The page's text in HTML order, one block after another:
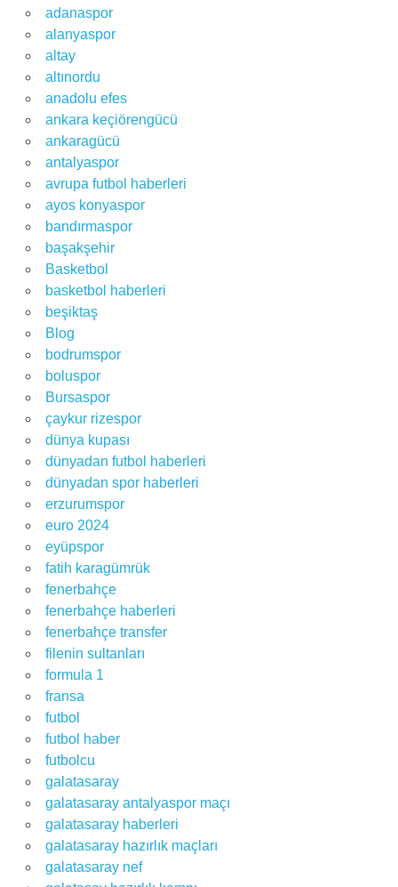
adanaspor
alanyaspor
altay
altınordu
anadolu efes
ankara keçiörengücü
ankaragücü
antalyaspor
avrupa futbol haberleri
ayos konyaspor
bandırmaspor
başakşehir
Basketbol
basketbol haberleri
beşiktaş
Blog
bodrumspor
boluspor
Bursaspor
çaykur rizespor
dünya kupası
dünyadan futbol haberleri
dünyadan spor haberleri
erzurumspor
euro 2024
eyüpspor
fatih karagümrük
fenerbahçe
fenerbahçe haberleri
fenerbahçe transfer
filenin sultanları
formula 1
fransa
futbol
futbol haber
futbolcu
galatasaray
galatasaray antalyaspor maçı
galatasaray haberleri
galatasaray hazırlık maçları
galatasaray nef